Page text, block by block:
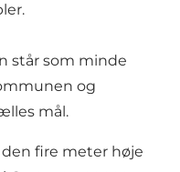
står som minde
og
mål.
fire meter høje